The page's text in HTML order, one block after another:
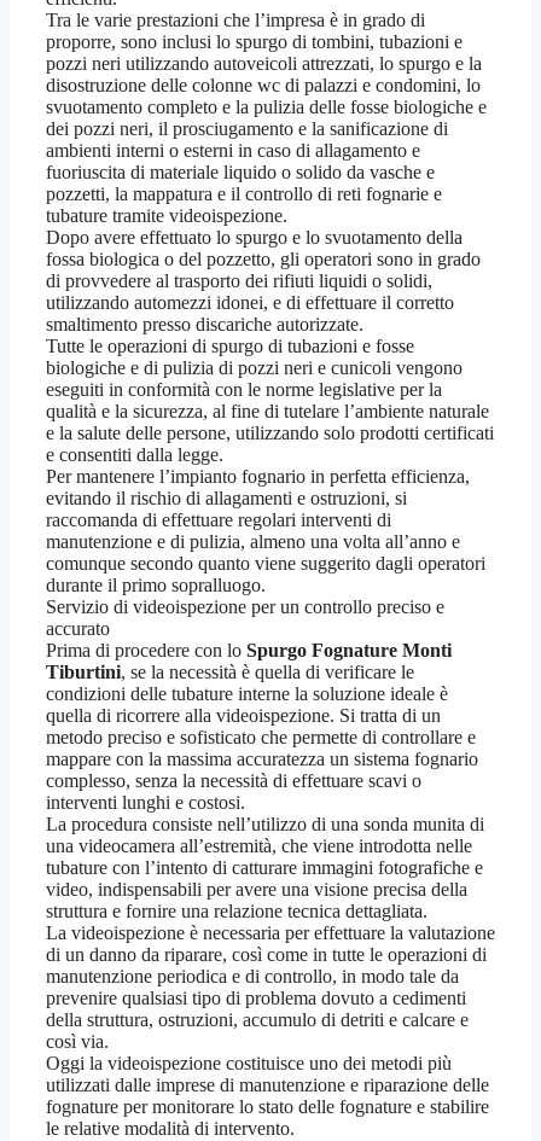
Tra le varie prestazioni che l’impresa è in grado di
proporre, sono inclusi lo spurgo di tombini, tubazioni e
pozzi neri utilizzando autoveicoli attrezzati, lo spurgo e la
disostruzione delle colonne wc di palazzi e condomini, lo
svuotamento completo e la pulizia delle fosse biologiche e
dei pozzi neri, il prosciugamento e la sanificazione di
ambienti interni o esterni in caso di allagamento e
fuoriuscita di materiale liquido o solido da vasche e
pozzetti, la mappatura e il controllo di reti fognarie e
tubature tramite videoispezione.
Dopo avere effettuato lo spurgo e lo svuotamento della
fossa biologica o del pozzetto, gli operatori sono in grado
di provvedere al trasporto dei rifiuti liquidi o solidi,
utilizzando automezzi idonei, e di effettuare il corretto
smaltimento presso discariche autorizzate.
Tutte le operazioni di spurgo di tubazioni e fosse
biologiche e di pulizia di pozzi neri e cunicoli vengono
eseguiti in conformità con le norme legislative per la
qualità e la sicurezza, al fine di tutelare l’ambiente naturale
e la salute delle persone, utilizzando solo prodotti certificati
e consentiti dalla legge.
Per mantenere l’impianto fognario in perfetta efficienza,
evitando il rischio di allagamenti e ostruzioni, si
raccomanda di effettuare regolari interventi di
manutenzione e di pulizia, almeno una volta all’anno e
comunque secondo quanto viene suggerito dagli operatori
durante il primo sopralluogo.
Servizio di videoispezione per un controllo preciso e
accurato
Prima di procedere con lo Spurgo Fognature Monti
Tiburtini, se la necessità è quella di verificare le
condizioni delle tubature interne la soluzione ideale è
quella di ricorrere alla videoispezione. Si tratta di un
metodo preciso e sofisticato che permette di controllare e
mappare con la massima accuratezza un sistema fognario
complesso, senza la necessità di effettuare scavi o
interventi lunghi e costosi.
La procedura consiste nell’utilizzo di una sonda munita di
una videocamera all’estremità, che viene introdotta nelle
tubature con l’intento di catturare immagini fotografiche e
video, indispensabili per avere una visione precisa della
struttura e fornire una relazione tecnica dettagliata.
La videoispezione è necessaria per effettuare la valutazione
di un danno da riparare, così come in tutte le operazioni di
manutenzione periodica e di controllo, in modo tale da
prevenire qualsiasi tipo di problema dovuto a cedimenti
della struttura, ostruzioni, accumulo di detriti e calcare e
così via.
Oggi la videoispezione costituisce uno dei metodi più
utilizzati dalle imprese di manutenzione e riparazione delle
fognature per monitorare lo stato delle fognature e stabilire
le relative modalità di intervento.